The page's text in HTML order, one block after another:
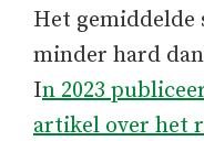
Het
minder hard
In 2023
artikel over het